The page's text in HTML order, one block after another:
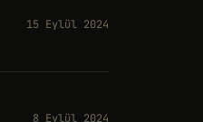
15 Eylül 2024
8 Eylül 2024